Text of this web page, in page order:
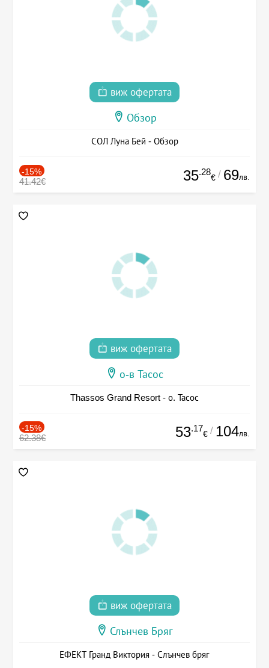
виж офертата
Обзор
СОЛ Луна Бей - Обзор
-15%
41.42€ 35.28
€ / 69лв.
виж офертата
о-в Тасос
Thassos Grand Resort - о. Тасос
-15%
62.38€ 53.17
€ / 104лв.
виж офертата
Слънчев Бряг
ЕФЕКТ Гранд Виктория - Слънчев бряг